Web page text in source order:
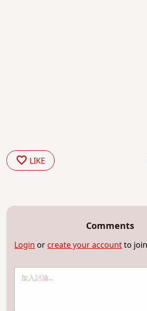
LIKE
Comments
Loginorcreate your accountto